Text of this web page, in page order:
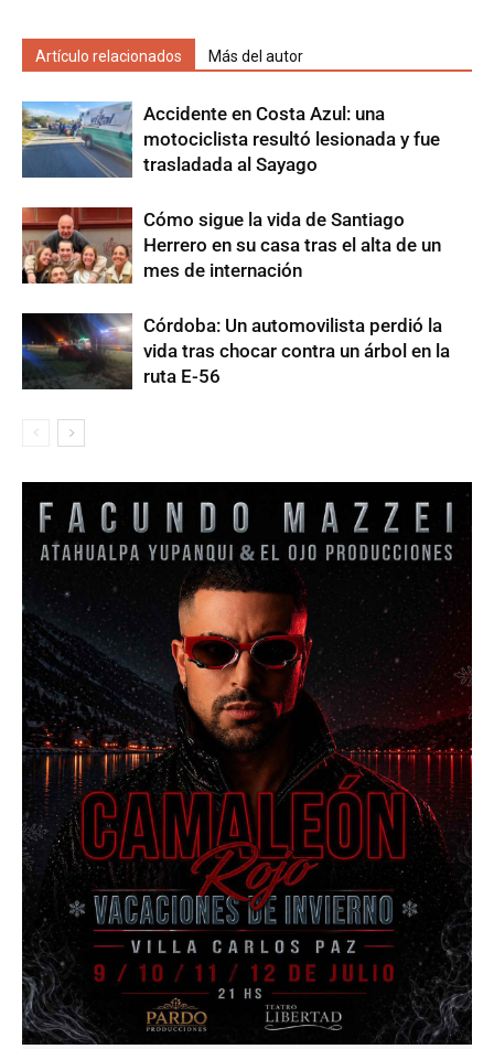
Artículo relacionados Más del autor
Accidente en Costa Azul: una
motociclista resultó lesionada y fue
trasladada al Sayago
Cómo sigue la vida de Santiago
Herrero en su casa tras el alta de un
mes de internación
Córdoba: Un automovilista perdió la
vida tras chocar contra un árbol en la
ruta E-56